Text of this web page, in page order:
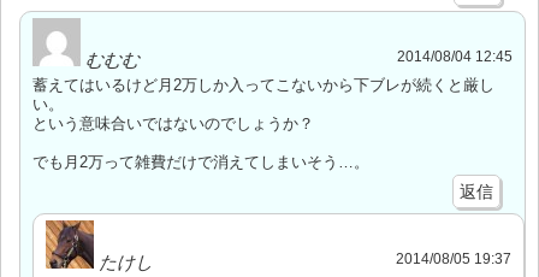
むむむ 2014/08/04 12:45
蓄えてはいるけど月2万しか入ってこないから下ブレが続くと厳し
い。
という意味合いではないのでしょうか？
でも月2万って雑費だけで消えてしまいそう…。
返信
たけし 2014/08/05 19:37